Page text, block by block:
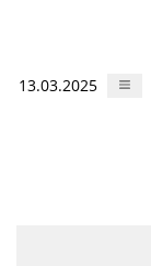
13.03.2025